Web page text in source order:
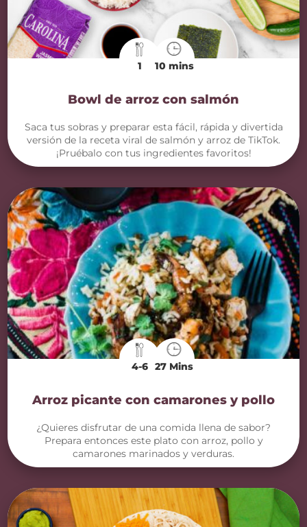
1 10 mins
Bowl de arroz con salmón
Saca tus sobras y preparar esta fácil, rápida y divertida
versión de la receta viral de salmón y arroz de TikTok.
¡Pruébalo con tus ingredientes favoritos!
4-6 27 Mins
Arroz picante con camarones y pollo
¿Quieres disfrutar de una comida llena de sabor?
Prepara entonces este plato con arroz, pollo y
camarones marinados y verduras.